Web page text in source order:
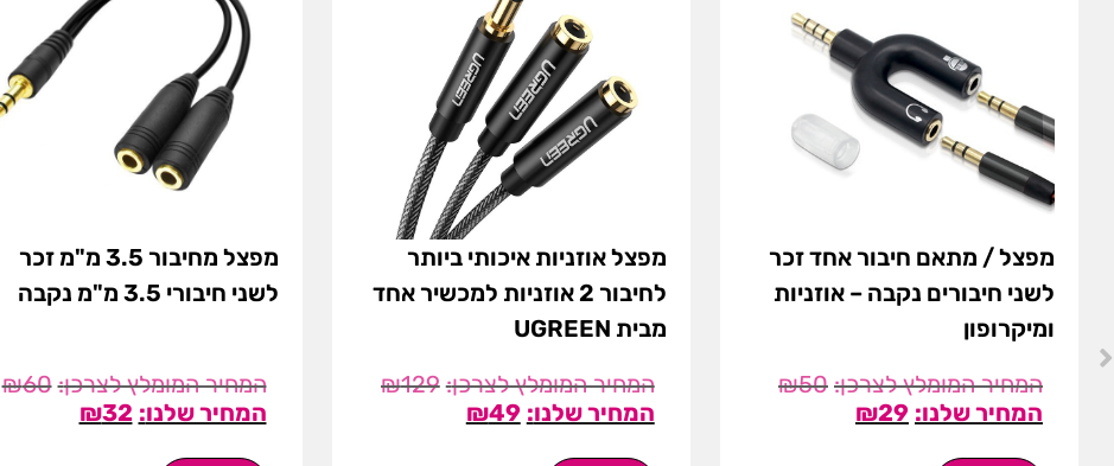
מפצל / מתאם חיבור אחד זכר
לשני חיבורים נקבה – אוזניות
ומיקרופון
₪50
₪29
מפצל אוזניות איכותי ביותר
לחיבור 2 אוזניות למכשיר אחד
מבית UGREEN
₪129
₪49
מפצל מחיבור 3.5 מ"מ זכר
לשני חיבורי 3.5 מ"מ נקבה
₪60
₪32